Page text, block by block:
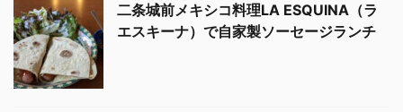
二条城前メキシコ料理LA ESQUINA（ラ
エスキーナ）で自家製ソーセージランチ